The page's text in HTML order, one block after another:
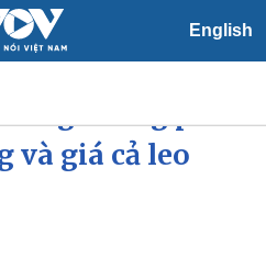
English
và giá cả leo